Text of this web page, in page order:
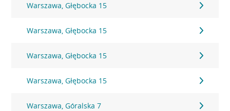
Warszawa, Głębocka 15
Warszawa, Głębocka 15
Warszawa, Głębocka 15
Warszawa, Głębocka 15
Warszawa, Góralska 7